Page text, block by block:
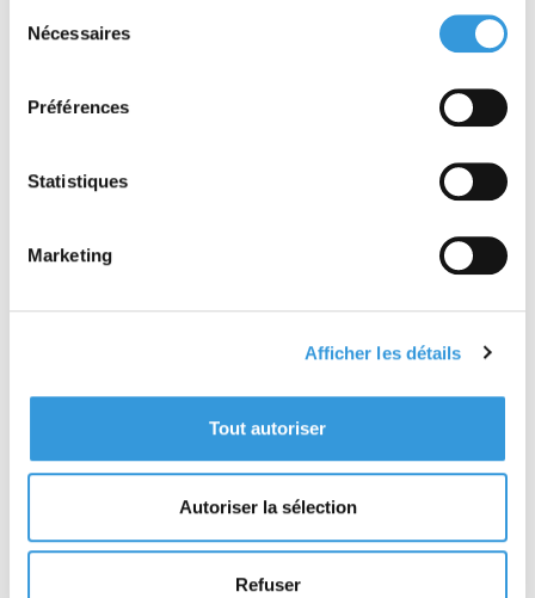
Nécessaires
Préférences
Statistiques
Marketing
Afficher les détails
Tout autoriser
Autoriser la sélection
Refuser
Le référentiel APSAD D14 est un document
assureurs qui souhaitent s'assurer de la qualité
comportement au feu et de mise en œuvre pour :
- les couvertures et bardages en plaques et
- les toitures composées de supports rigides
ligno-cellulosiques associés à des revêtements
souples continus ou discontinus ;
- les structures en bois lamellé-collé (catégorie
construction anciennement référencés comme
spécifications PR/f ;
- cahier de spécifications CB2 ;